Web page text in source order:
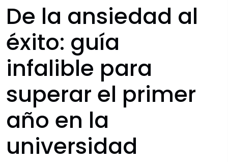
De la ansiedad al
éxito: guía
infalible para
superar el primer
año en la
universidad